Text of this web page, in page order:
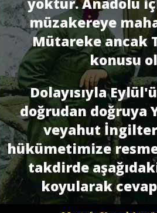
müzakereye
Mütareke ancak
konusu
Dolayısıyla
doğrudan doğruya
veyahut
hükümetimize
takdirde
koyularak